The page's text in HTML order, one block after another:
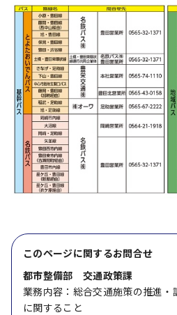
このページに関するお問合せ
都市整備部 交通政策課
業務内容：総合交通施策の推進
に関すること